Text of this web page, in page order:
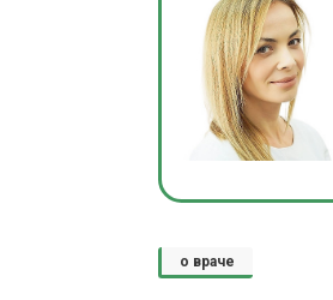
о враче